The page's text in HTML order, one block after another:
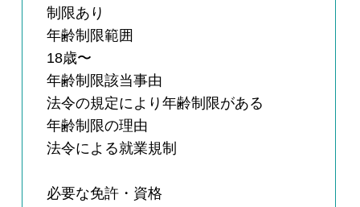
制限あり
年齢制限範囲
18歳〜
年齢制限該当事由
法令の規定により年齢制限がある
年齢制限の理由
法令による就業規制
必要な免許・資格